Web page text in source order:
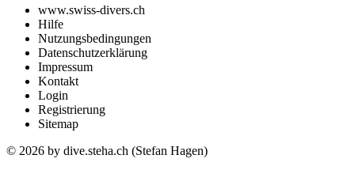
www.swiss-divers.ch
Hilfe
Nutzungsbedingungen
Datenschutzerklärung
Impressum
Kontakt
Login
Registrierung
Sitemap
© 2026 by dive.steha.ch (Stefan Hagen)